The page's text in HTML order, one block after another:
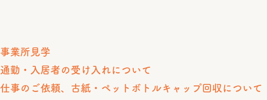
​事業所見学
通勤・入居者の受け入れについて
仕事のご依頼、古紙・ペットボトルキャップ回収について